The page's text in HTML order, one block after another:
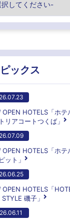
ピックス
OPEN HOTELS「ホテ
リアコートつくば」
OPEN HOTELS「ホテ
ット」
OPEN HOTELS「
磯子」